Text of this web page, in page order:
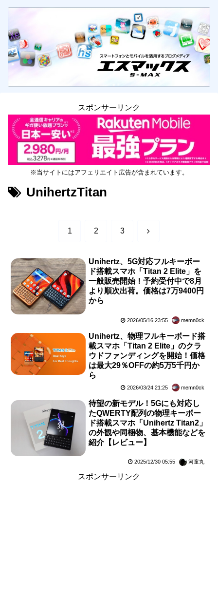
スポンサーリンク
※当サイトにはアフェリエイト広告が含まれています。
UnihertzTitan
1 2 3 次
Unihertz、5G対応フルキーボー
ド搭載スマホ「Titan 2 Elite」を
一般販売開始！予約受付中で8月
より順次出荷。価格は7万9400円
から
2026/05/16 23:55 memn0ck
Unihertz、物理フルキーボード搭
載スマホ「Titan 2 Elite」のクラ
ウドファンディングを開始！価格
は最大29％OFFの約5万5千円か
ら
2026/03/24 21:25 memn0ck
待望の新モデル！5Gにも対応し
たQWERTY配列の物理キーボー
ド搭載スマホ「Unihertz Titan2」
の外観や同梱物、基本機能などを
紹介【レビュー】
2025/12/30 05:55 河童丸
スポンサーリンク